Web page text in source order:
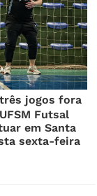
jogos fora
Futsal
em Santa
sexta-feira